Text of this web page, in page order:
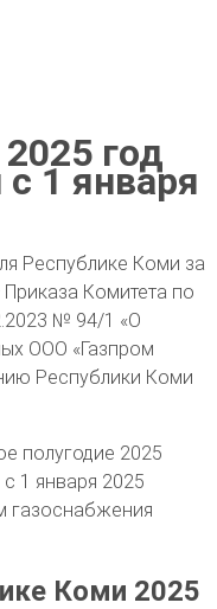
год
1 января
Республике Коми за
Комитета по
№ 94/1 «О
ООО «Газпром
Республики Коми
полугодие 2025
1 января 2025
газоснабжения
Коми 2025